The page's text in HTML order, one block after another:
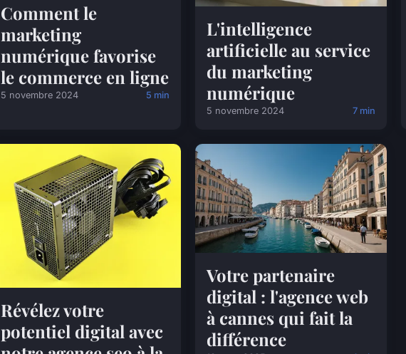
Comment le
marketing
numérique favorise
le commerce en ligne
5 novembre 2024 5 min
L'intelligence
artificielle au service
du marketing
numérique
5 novembre 2024 7 min
Révélez votre
potentiel digital avec
Votre partenaire
digital : l'agence web
à cannes qui fait la
différence